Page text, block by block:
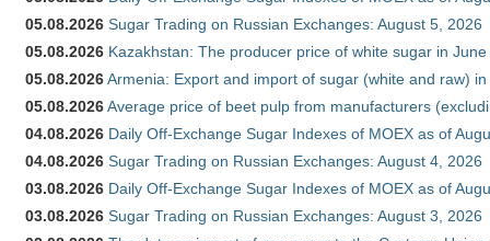
05.08.2026 Sugar Trading on Russian Exchanges: August 5, 2026
05.08.2026 Kazakhstan: The producer price of white sugar in
05.08.2026Armenia: Export and import of sugar (white and raw)
05.08.2026Average price of beet pulp from manufacturers
04.08.2026 Daily Off-Exchange Sugar Indexes of MOEX as of
04.08.2026 Sugar Trading on Russian Exchanges: August 4, 2026
03.08.2026 Daily Off-Exchange Sugar Indexes of MOEX as of
03.08.2026 Sugar Trading on Russian Exchanges: August 3, 2026